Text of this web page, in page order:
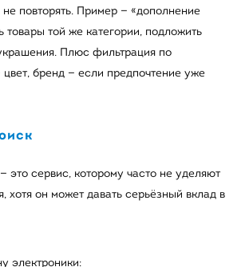
не повторять. Пример — «дополнение
товары той же категории, подложить
Плюс фильтрация по
цвет, бренд — если предпочтение уже
это сервис, которому часто не уделяют
хотя он может давать серьёзный вклад в
электроники: